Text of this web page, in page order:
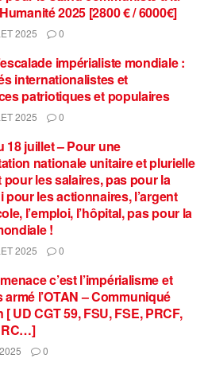
2025 [2800 € / 6000€]
2025 0
impérialiste mondiale :
internationalistes et
patriotiques et populaires
2025 0
18 juillet – Pour une
nationale unitaire et plurielle
pour les salaires, pas pour la
pour les actionnaires, l’argent
l’emploi, l’hôpital, pas pour la
!
2025 0
c’est l’impérialisme et
l’OTAN – Communiqué
UD CGT 59, FSU, FSE, PRCF,
0